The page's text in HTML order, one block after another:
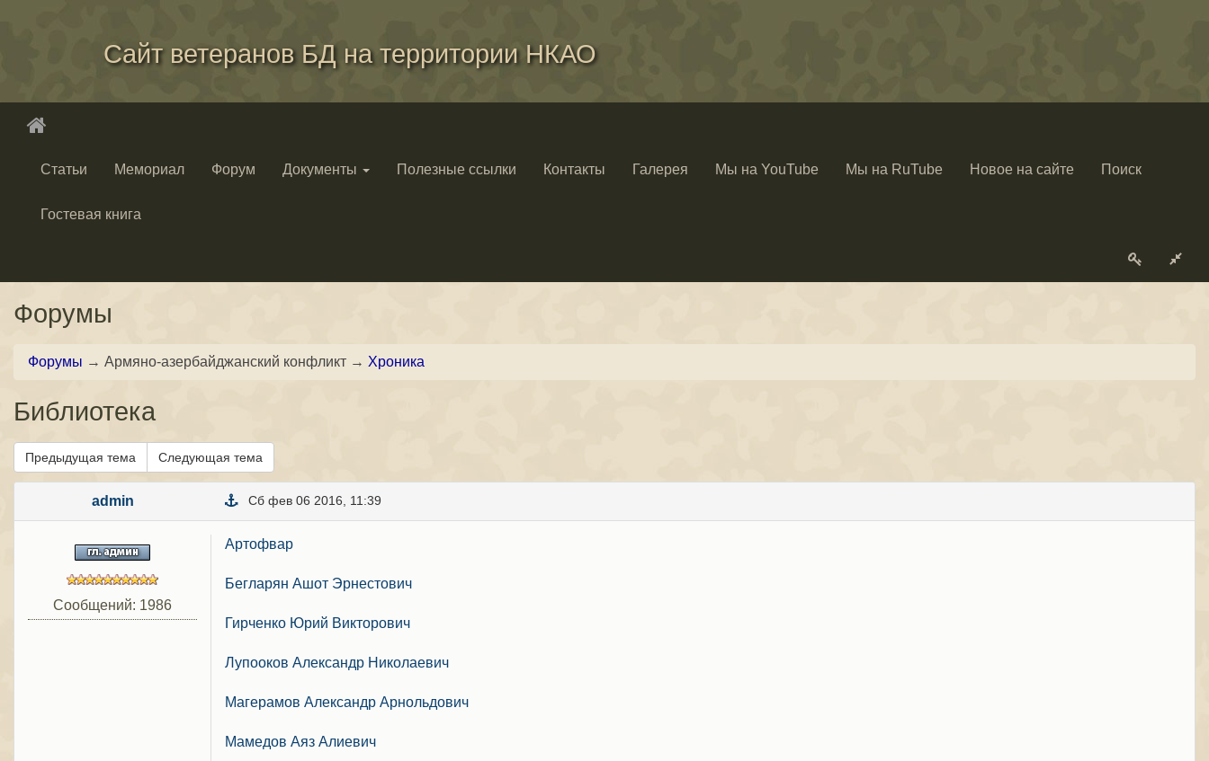
Сайт ветеранов БД на территории НКАО
Статьи Мемориал Форум Документы Полезные ссылки Контакты Галерея Мы на YouTube Мы на RuTube Новое на сайте Поиск
Гостевая книга
Форумы
Форумы → Армяно-азербайджанский конфликт → Хроника
Библиотека
Предыдущая тема Следующая тема
admin Сб фев 06 2016, 11:39
Сообщений: 1986
Артофвар
Бегларян Ашот Эрнестович
Гирченко Юрий Викторович
Лупооков Александр Николаевич
Магерамов Александр Арнольдович
Мамедов Аяз Алиевич